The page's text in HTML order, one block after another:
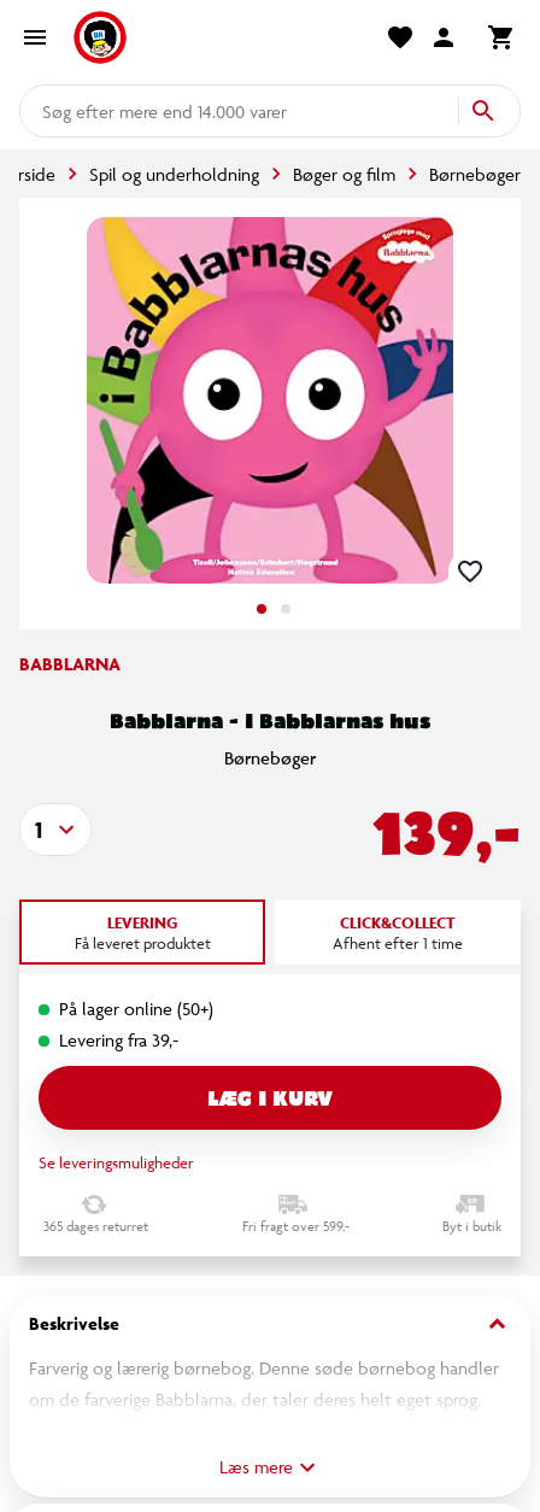
mere end 14.000 varer
Forside Spil og underholdning Bøger og film Børnebøger
BABBLARNA
Babblarna - I Babblarnas hus
Børnebøger
139,-
1
LEVERING
Få leveret produktet
CLICK&COLLECT
Afhent efter 1 time
På lager online (50+)
Levering fra 39,-
LÆG I KURV
Se leveringsmuligheder
365 dages returret Fri fragt over 599,- Byt i butik
Beskrivelse keyboard_arrow_down
Farverig og lærerig børnebog. Denne søde børnebog handler
om de farverige Babblarna, der taler deres helt eget sprog.
giver god mulighed for kvalitetstid mellem forældre og barn.
Man møder Babblarna i forskellige situationer, som man
Læs mere